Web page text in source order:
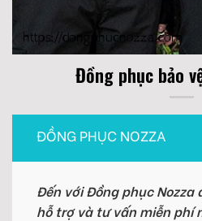
Đồng phục bảo
ĐỒNG PHỤC NOZZA
Đến với Đồng phục Nozza
hỗ trợ và tư vấn miễn phí